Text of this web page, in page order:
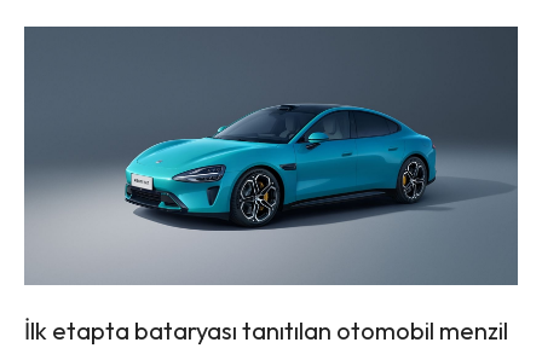
İlk etapta bataryası tanıtılan otomobil menzil